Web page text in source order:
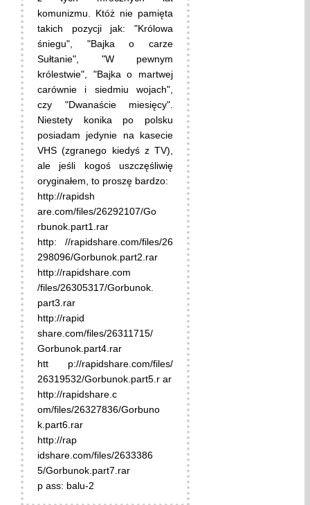
komunizmu. Któż nie pamięta
takich pozycji jak: "Królowa
śniegu", "Bajka o carze
Sułtanie", "W pewnym
królestwie", "Bajka o martwej
carównie i siedmiu wojach",
czy "Dwanaście miesięcy".
Niestety konika po polsku
posiadam jedynie na kasecie
VHS (zgranego kiedyś z TV),
ale jeśli kogoś uszczęśliwię
oryginałem, to proszę bardzo:
http://rapidsh
are.com/files/26292107/Go
rbunok.part1.rar
http: //rapidshare.com/files/26
298096/Gorbunok.part2.rar
http://rapidshare.com
/files/26305317/Gorbunok.
part3.rar
http://rapid
share.com/files/26311715/
Gorbunok.part4.rar
htt p://rapidshare.com/files/
26319532/Gorbunok.part5.r ar
http://rapidshare.c
om/files/26327836/Gorbuno
k.part6.rar
http://rap
idshare.com/files/2633386
5/Gorbunok.part7.rar
p ass: balu-2